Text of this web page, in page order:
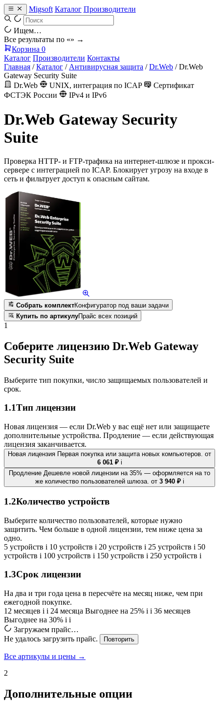
Migsoft Каталог Производители
Ищем…
Все результаты по «» →
Корзина 0
Каталог Производители Контакты
Главная / Каталог / Антивирусная защита / Dr.Web / Dr.Web
Gateway Security Suite
Dr.Web
UNIX, интеграция по ICAP
Сертификат
ФСТЭК России
IPv4 и IPv6
Dr.Web Gateway Security
Suite
Проверка HTTP- и FTP-трафика на интернет-шлюзе и прокси-
сервере с интеграцией по ICAP. Блокирует угрозу на входе в
сеть и фильтрует доступ к опасным сайтам.
Собрать комплектКонфигуратор под ваши задачи
Купить по артикулуПрайс всех позиций
1
Соберите лицензию Dr.Web Gateway
Security Suite
Выберите тип покупки, число защищаемых пользователей и
срок.
1.1Тип лицензии
Новая лицензия — если Dr.Web у вас ещё нет или защищаете
дополнительные устройства. Продление — если действующая
лицензия заканчивается.
Новая лицензия Первая покупка или защита новых компьютеров. от
6 061 ₽ i
Продление Дешевле новой лицензии на 35% — оформляется на то
же количество пользователей шлюза. от 3 940 ₽ i
1.2Количество устройств
Выберите количество пользователей, которые нужно
защитить. Чем больше в одной лицензии, тем ниже цена за
одно.
5 устройств i 10 устройств i 20 устройств i 25 устройств i 50
устройств i 100 устройств i 150 устройств i 250 устройств i
1.3Срок лицензии
На два и три года цена в пересчёте на месяц ниже, чем при
ежегодной покупке.
12 месяцев i i 24 месяца Выгоднее на 25% i i 36 месяцев
Выгоднее на 30% i i
Загружаем прайс…
Не удалось загрузить прайс.
Повторить
Все артикулы и цены →
2
Дополнительные опции